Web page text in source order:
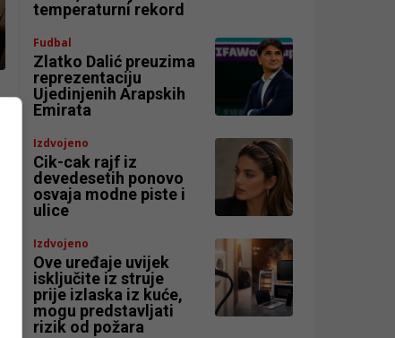
temperaturni rekord
Fudbal
Zlatko Dalić preuzima
reprezentaciju
Ujedinjenih Arapskih
Emirata
Izdvojeno
Cik-cak rajf iz
devedesetih ponovo
osvaja modne piste i
ulice
Izdvojeno
Ove uređaje uvijek
isključite iz struje
prije izlaska iz kuće,
mogu predstavljati
rizik od požara